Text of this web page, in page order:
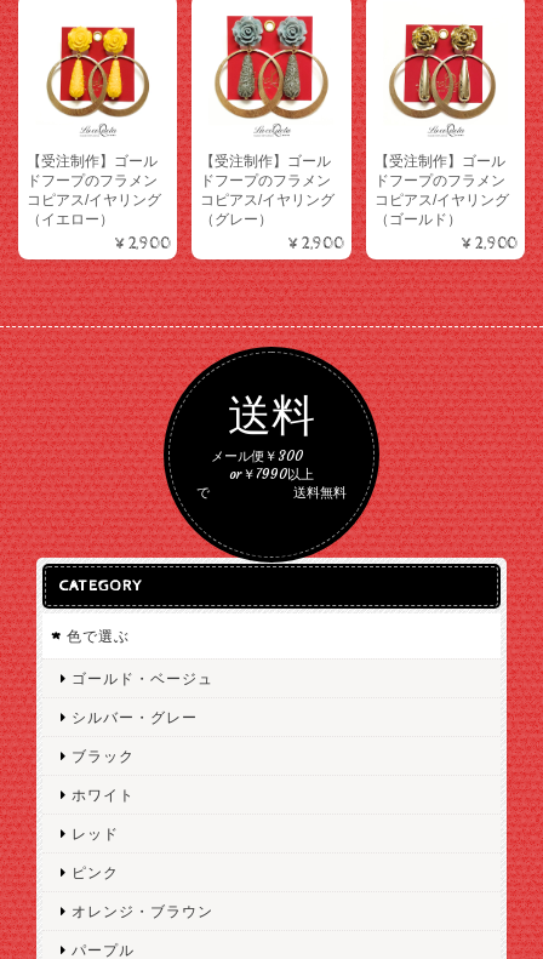
【受注制作】ゴール
ドフープのフラメン
コピアス/イヤリング
（イエロー）
¥2,900
【受注制作】ゴール
ドフープのフラメン
コピアス/イヤリング
（グレー）
¥2,900
【受注制作】ゴール
ドフープのフラメン
コピアス/イヤリング
（ゴールド）
¥2,900
送料
メール便￥300
or￥7990以上
で 送料無料
CATEGORY
色で選ぶ
ゴールド・ベージュ
シルバー・グレー
ブラック
ホワイト
レッド
ピンク
オレンジ・ブラウン
パープル